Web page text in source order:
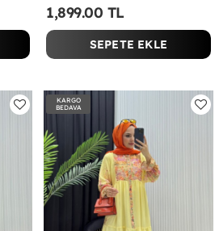
1,899.00 TL
SEPETE EKLE
KARGO
BEDAVA